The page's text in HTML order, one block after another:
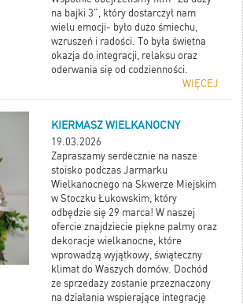
na bajki 3", który dostarczył nam
wielu emocji- było dużo śmiechu,
wzruszeń i radości. To była świetna
okazja do integracji, relaksu oraz
oderwania się od codzienności.
WIĘCEJ
KIERMASZ WIELKANOCNY
19.03.2026
Zapraszamy serdecznie na nasze
stoisko podczas Jarmarku
Wielkanocnego na Skwerze Miejskim
w Stoczku Łukowskim, który
odbędzie się 29 marca! W naszej
ofercie znajdziecie piękne palmy oraz
dekoracje wielkanocne, które
wprowadzą wyjątkowy, świąteczny
klimat do Waszych domów. Dochód
ze sprzedaży zostanie przeznaczony
na działania wspierające integrację